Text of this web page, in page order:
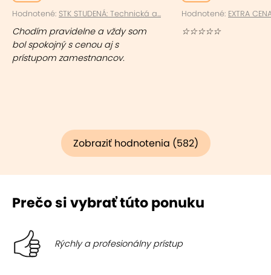
Hodnotené: STK STUDENÁ: Technická a...
Chodím pravidelne a vždy som
bol spokojný s cenou aj s
prístupom zamestnancov.
Hodnotené: EXTRA
☆☆☆☆☆
Zobraziť hodnotenia (582)
Prečo si vybrať túto ponuku
Rýchly a profesionálny prístup